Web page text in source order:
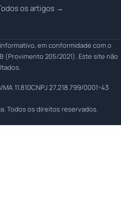
os artigos →
em conformidade com o
(Provimento 205/2021). Este site não
11.810CNPJ 27.218.799/0001-43
Todos os direitos reservados.